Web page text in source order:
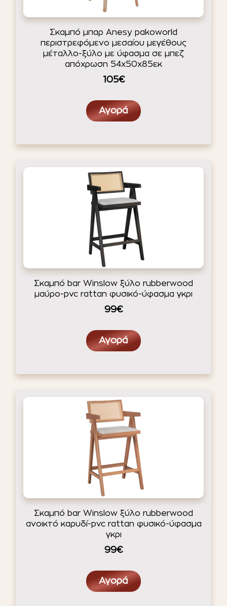
ΦΟΙΤΗΤΙΚΑ ΠΑΚΕΤΑ
ΦΩΤΙΣΜΌΣ
LOOKBOOK ESPACE PRO
Σκαμπό μπαρ Anesy pakoworld
περιστρεφόμενο μεσαίου μεγέθους
μέταλλο-ξύλο με ύφασμα σε μπεζ
απόχρωση 54x50x85εκ
105€
Αγορά
Σκαμπό bar Winslow ξύλο rubberwood
μαύρο-pvc rattan φυσικό-ύφασμα γκρι
99€
Αγορά
Σκαμπό bar Winslow ξύλο rubberwood
ανοικτό καρυδί-pvc rattan φυσικό-ύφασμα
γκρι
99€
Αγορά